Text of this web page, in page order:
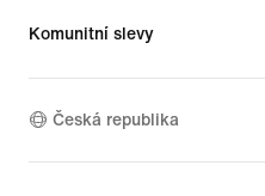
Komunitní slevy
Česká republika